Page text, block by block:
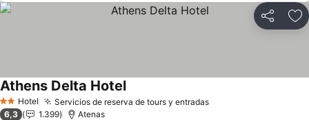
Compartir
2 Estrellas
Hotel Servicios de reserva de tours y entradas
Athens Delta Hotel
6,3 1.399 Atenas